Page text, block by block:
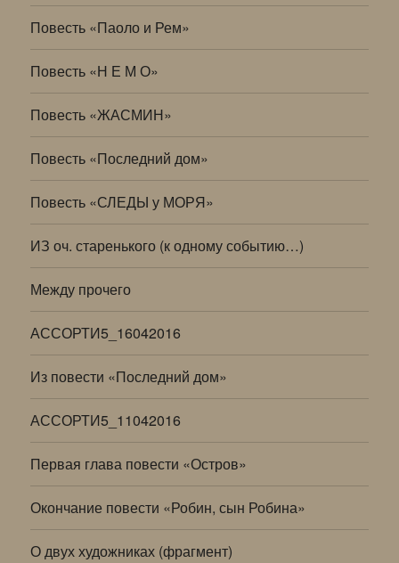
Повесть «Паоло и Рем»
Повесть «Н Е М О»
Повесть «ЖАСМИН»
Повесть «Последний дом»
Повесть «СЛЕДЫ у МОРЯ»
ИЗ оч. старенького (к одному событию…)
Между прочего
АССОРТИ5_16042016
Из повести «Последний дом»
АССОРТИ5_11042016
Первая глава повести «Остров»
Окончание повести «Робин, сын Робина»
О двух художниках (фрагмент)